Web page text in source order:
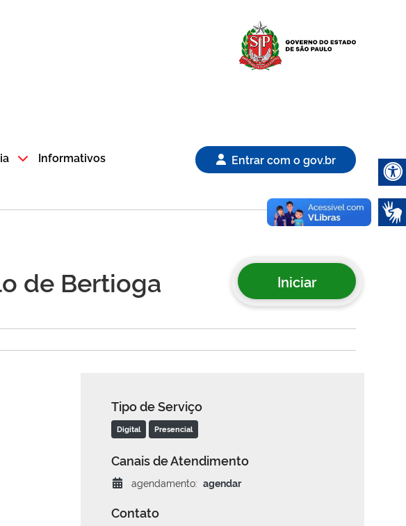
Informativos Entrar com o gov.br
de Bertioga Iniciar
Tipo de Serviço
Digital Presencial
Canais de Atendimento
agendamento: agendar
Contato